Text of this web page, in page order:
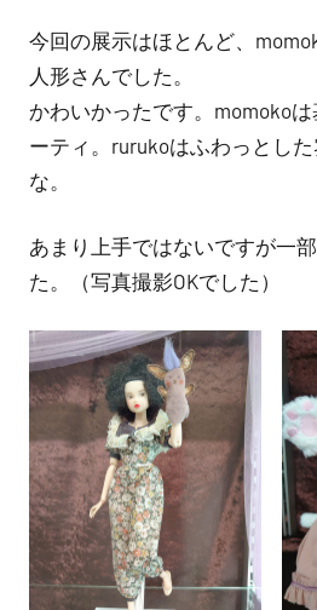
今回の展示はほとんど、
人形さんでした。
かわいかったです。momoko
ーティ。rurukoはふわっとし
な。
あまり上手ではないですが一
た。（写真撮影OKでした）